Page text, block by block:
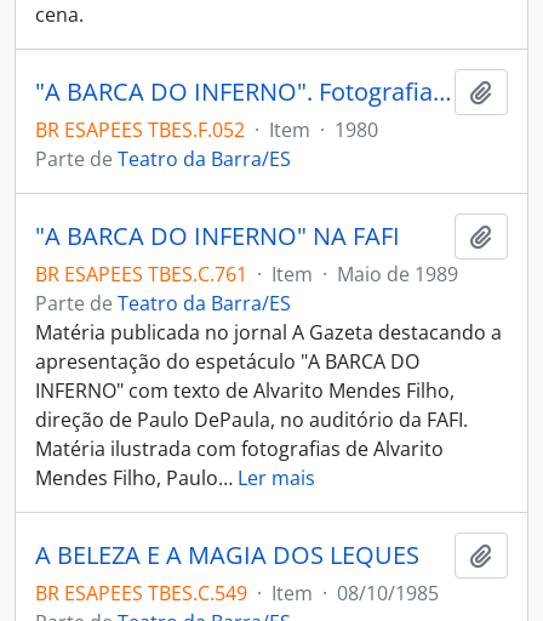
cena.
"A BARCA DO INFERNO". Fotografia retratando o ator José Augusto Loureiro no papel de diabo no espetáculo "A BARCA DO INFERNO".
BR ESAPEES TBES.F.052 · Item · 1980
Parte de Teatro da Barra/ES
"A BARCA DO INFERNO" NA FAFI
BR ESAPEES TBES.C.761 · Item · Maio de 1989
Parte de Teatro da Barra/ES
Matéria publicada no jornal A Gazeta destacando a
apresentação do espetáculo "A BARCA DO
INFERNO" com texto de Alvarito Mendes Filho,
direção de Paulo DePaula, no auditório da FAFI.
Matéria ilustrada com fotografias de Alvarito
Mendes Filho, Paulo… Ler mais
A BELEZA E A MAGIA DOS LEQUES
BR ESAPEES TBES.C.549 · Item · 08/10/1985